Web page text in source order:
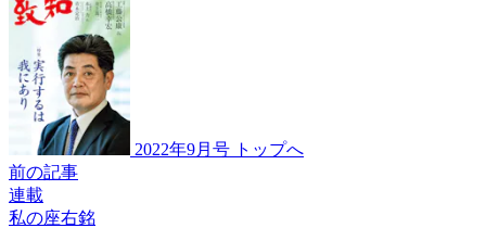
2022年9月号 トップへ
前の記事
連載
私の座右銘